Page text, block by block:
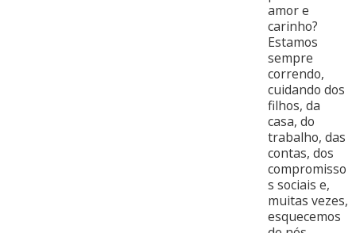
amor e
carinho?
Estamos
sempre
correndo,
cuidando dos
filhos, da
casa, do
trabalho, das
contas, dos
compromisso
s sociais e,
muitas vezes,
esquecemos